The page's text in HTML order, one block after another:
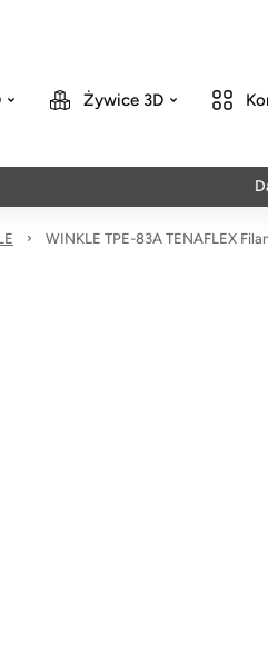
Żywice 3D
WINKLE TPE-83A TENAFLEX